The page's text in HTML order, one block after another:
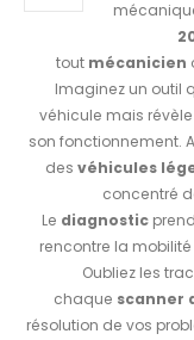
tout mécanicien
Imaginez un outil
véhicule mais
son fonctionnement.
des véhicules
concentré
Le diagnostic
rencontre la
Oubliez les
chaque scanner
résolution de vos